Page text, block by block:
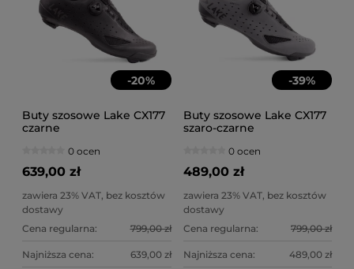
-20%
Buty szosowe Lake CX177
czarne
0 ocen
639,00 zł
zawiera 23% VAT, bez kosztów
dostawy
Cena regularna:
799,00 zł
Najniższa cena: 639,00 zł
-39%
Buty szosowe Lake CX177
szaro-czarne
0 ocen
489,00 zł
zawiera 23% VAT, bez kosztów
dostawy
Cena regularna:
799,00 zł
Najniższa cena: 489,00 zł